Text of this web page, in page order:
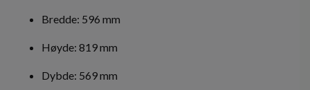
Bredde: 596 mm
Høyde: 819 mm
Dybde: 569 mm